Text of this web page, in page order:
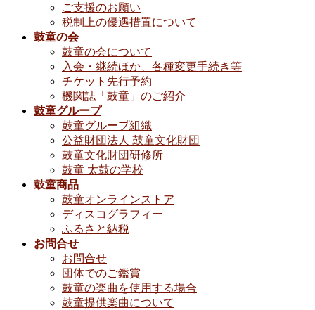
ご支援のお願い
税制上の優遇措置について
鼓童の会
鼓童の会について
入会・継続ほか、各種変更手続き等
チケット先行予約
機関誌「鼓童」のご紹介
鼓童グループ
鼓童グループ組織
公益財団法人 鼓童文化財団
鼓童文化財団研修所
鼓童 太鼓の学校
鼓童商品
鼓童オンラインストア
ディスコグラフィー
ふるさと納税
お問合せ
お問合せ
団体でのご鑑賞
鼓童の楽曲を使用する場合
鼓童提供楽曲について